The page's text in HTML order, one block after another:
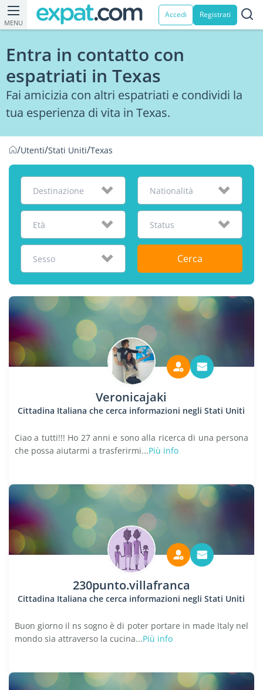
MENU
Accedi Registrati
Entra in contatto con
espatriati in Texas
Fai amicizia con altri espatriati e condividi la
tua esperienza di vita in Texas.
/Utenti/Stati Uniti/Texas
Destinazione Nationalità
Età Status
Sesso Cerca
Veronicajaki
Cittadina Italiana che cerca informazioni negli Stati Uniti
Ciao a tutti!!! Ho 27 anni e sono alla ricerca di una persona
che possa aiutarmi a trasferirmi...Più info
230punto.villafranca
Cittadina Italiana che cerca informazioni negli Stati Uniti
Buon giorno il ns sogno è di poter portare in made Italy nel
mondo sia attraverso la cucina...Più info